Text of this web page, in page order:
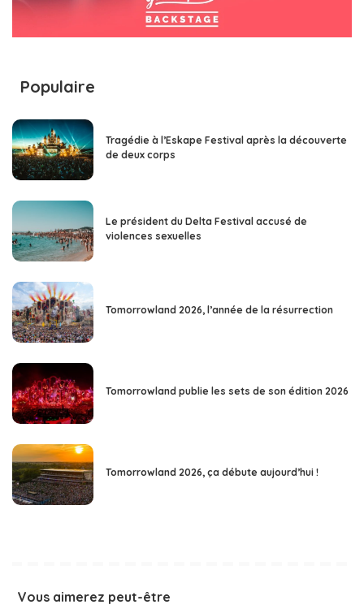
Populaire
Tragédie à l’Eskape Festival après la découverte
de deux corps
Le président du Delta Festival accusé de
violences sexuelles
Tomorrowland 2026, l’année de la résurrection
Tomorrowland publie les sets de son édition 2026
Tomorrowland 2026, ça débute aujourd’hui !
Vous aimerez peut-être